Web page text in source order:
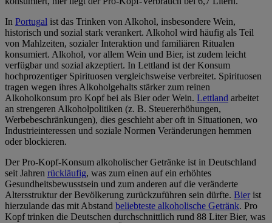
In Portugal ist das Trinken von Alkohol, insbesondere Wein,
historisch und sozial stark verankert. Alkohol wird häufig als Teil
von Mahlzeiten, sozialer Interaktion und familiären Ritualen
konsumiert. Alkohol, vor allem Wein und Bier, ist zudem leicht
verfügbar und sozial akzeptiert. In Lettland ist der Konsum
hochprozentiger Spirituosen vergleichsweise verbreitet. Spirituosen
tragen wegen ihres Alkoholgehalts stärker zum reinen
Alkoholkonsum pro Kopf bei als Bier oder Wein. Lettland arbeitet
an strengeren Alkoholpolitiken (z. B. Steuererhöhungen,
Werbebeschränkungen), dies geschieht aber oft in Situationen, wo
Industrieinteressen und soziale Normen Veränderungen hemmen
oder blockieren.
Der Pro-Kopf-Konsum alkoholischer Getränke ist in Deutschland
seit Jahren rückläufig, was zum einen auf ein erhöhtes
Gesundheitsbewusstsein und zum anderen auf die veränderte
Altersstruktur der Bevölkerung zurückzuführen sein dürfte. Bierist
hierzulande das mit Abstand beliebteste alkoholische Getränk. Pro
Kopf trinken die Deutschen durchschnittlich rund 88 Liter Bier, was